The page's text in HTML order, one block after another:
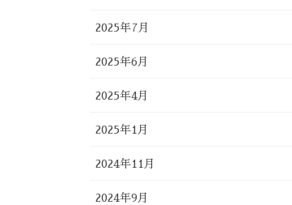
2025年7月
2025年6月
2025年4月
2025年1月
2024年11月
2024年9月